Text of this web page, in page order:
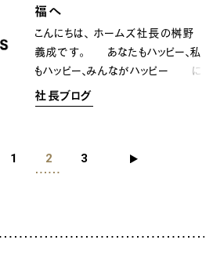
まりません〜‼️^_^
スマス&年末モード 流石に
気忙しい昨今 2018年の残りも
少なくなってきましたが お陰さ
まで 充実さまの 感謝さ
まで締めくくれるように ラスト
スパートで 顔晴っていきましょ
福へ
こんにちは、 ホームズ社長の桝野
義成です。 あなたもハッピー、私
もハッピー、みんながハッピー に
なるために共に顔晴りましょう。
漢検さんより今年の漢字が発表さ
すけど なるほど今年は災害に見
来年は 災い転じて福と為す
社長ブログ
1 2 3